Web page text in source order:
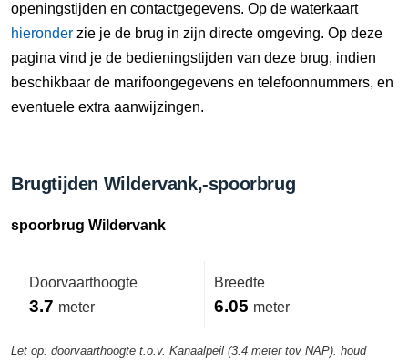
openingstijden en contactgegevens. Op de waterkaart
hieronder zie je de brug in zijn directe omgeving. Op deze
pagina vind je de bedieningstijden van deze brug, indien
beschikbaar de marifoongegevens en telefoonnummers, en
eventuele extra aanwijzingen.
Brugtijden Wildervank,-spoorbrug
spoorbrug Wildervank
Doorvaarthoogte
3.7 meter
Breedte
6.05 meter
Let op: doorvaarthoogte t.o.v. Kanaalpeil (3.4 meter tov NAP). houd